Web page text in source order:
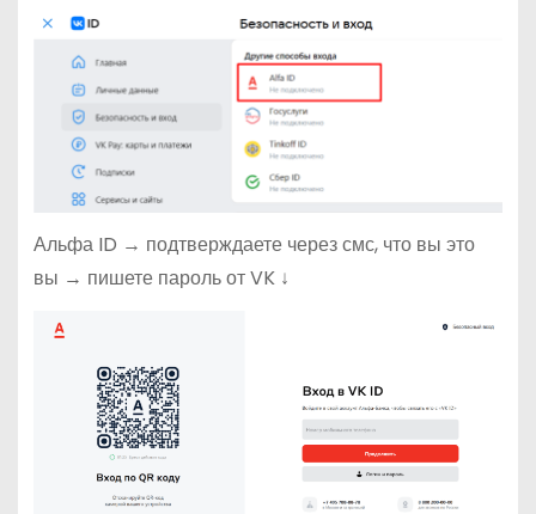
Альфа ID → подтверждаете через смс, что вы это
вы → пишете пароль от VK ↓